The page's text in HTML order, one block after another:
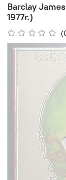
Barclay
1977г.)